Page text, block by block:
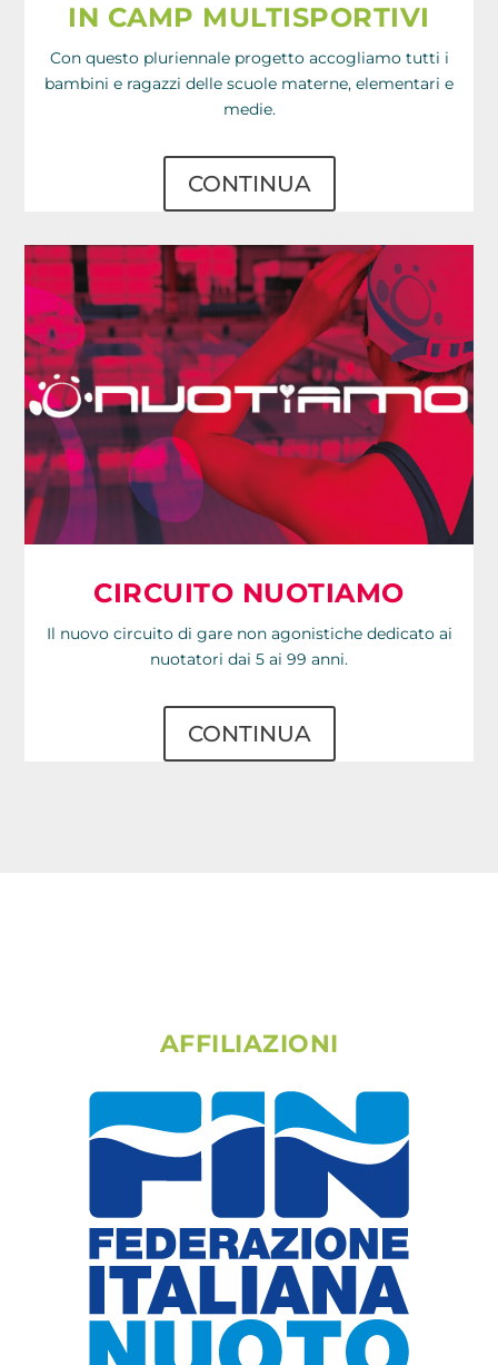
IN CAMP MULTISPORTIVI
Con questo pluriennale progetto accogliamo tutti i
bambini e ragazzi delle scuole materne, elementari e
medie.
CONTINUA
CIRCUITO NUOTIAMO
Il nuovo circuito di gare non agonistiche dedicato ai
nuotatori dai 5 ai 99 anni.
CONTINUA
AFFILIAZIONI